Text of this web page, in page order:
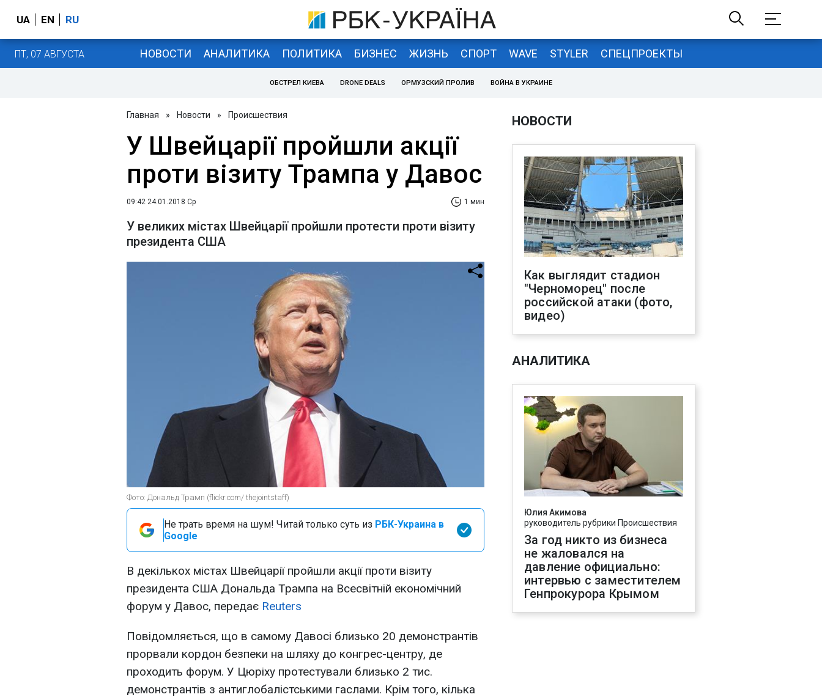
UA EN RU
ПТ, 07 АВГУСТА НОВОСТИ АНАЛИТИКА ПОЛИТИКА БИЗНЕС ЖИЗНЬ СПОРТ WAVE STYLER СПЕЦПРОЕКТЫ
ОБСТРЕЛ КИЕВА DRONE DEALS ОРМУЗСКИЙ ПРОЛИВ ВОЙНА В УКРАИНЕ
Главная » Новости » Происшествия
У Швейцарії пройшли акції
проти візиту Трампа у Давос
09:42 24.01.2018 Ср 1 мин
У великих містах Швейцарії пройшли протести проти візиту
президента США
Фото: Дональд Трамп (flickr.com/ thejointstaff)
Не трать время на шум! Читай только суть из РБК-Украина в
Google
В декількох містах Швейцарії пройшли акції проти візиту
президента США Дональда Трампа на Всесвітній економічний
форум у Давос, передає Reuters
Повідомляється, що в самому Давосі близько 20 демонстрантів
прорвали кордон безпеки на шляху до конгрес-центру, де
проходить форум. У Цюріху протестували близько 2 тис.
демонстрантів з антиглобалістськими гаслами. Крім того, кілька
НОВОСТИ
Как выглядит стадион
"Черноморец" после
российской атаки (фото,
видео)
АНАЛИТИКА
Юлия Акимова
руководитель рубрики Происшествия
За год никто из бизнеса
не жаловался на
давление официально:
интервью с заместителем
Генпрокурора Крымом